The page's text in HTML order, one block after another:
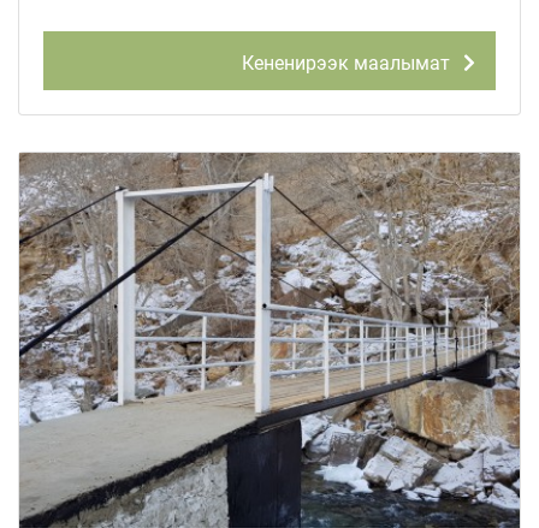
Кененирээк маалымат